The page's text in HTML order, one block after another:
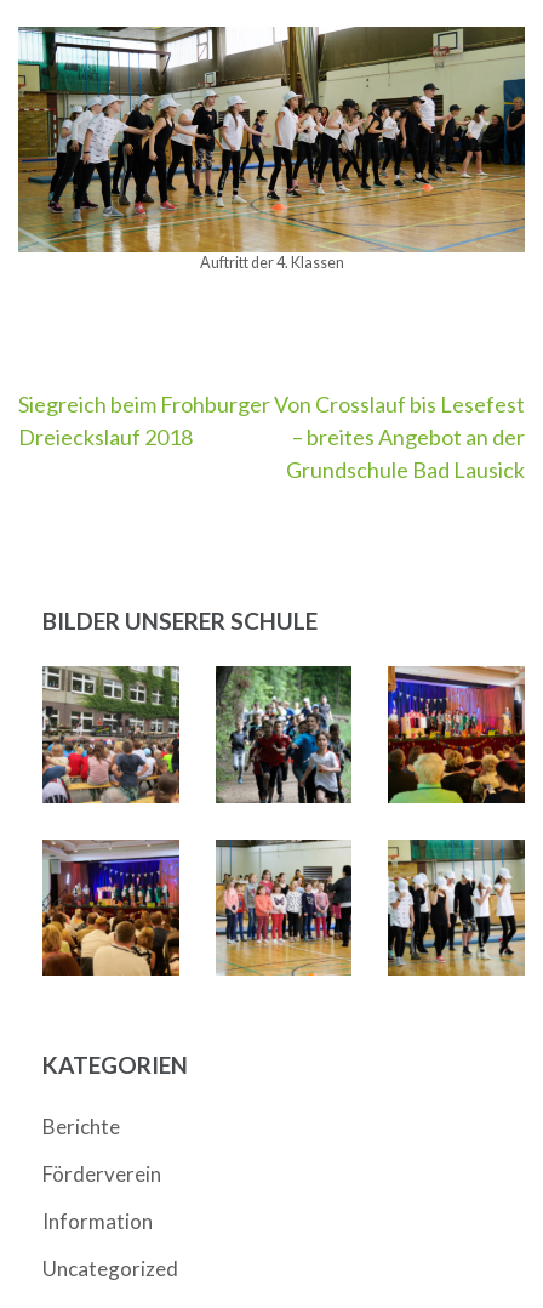
Auftritt der 4. Klassen
Beitragsnavigation
Siegreich beim Frohburger
Dreieckslauf 2018
Von Crosslauf bis Lesefest
– breites Angebot an der
Grundschule Bad Lausick
BILDER UNSERER SCHULE
KATEGORIEN
Berichte
Förderverein
Information
Uncategorized